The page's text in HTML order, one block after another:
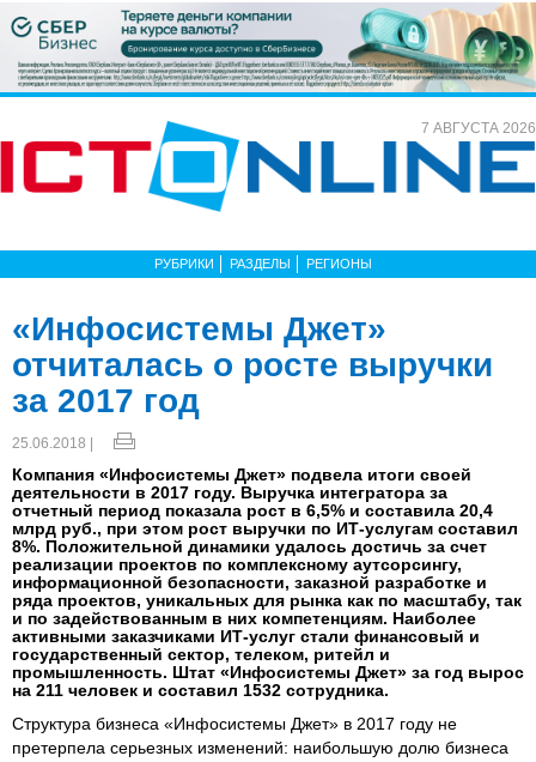
7 АВГУСТА 2026
РУБРИКИ РАЗДЕЛЫ РЕГИОНЫ
«Инфосистемы Джет»
отчиталась о росте выручки
за 2017 год
25.06.2018 |
Компания «Инфосистемы Джет» подвела итоги своей
деятельности в 2017 году. Выручка интегратора за
отчетный период показала рост в 6,5% и составила 20,4
млрд руб., при этом рост выручки по ИТ-услугам составил
8%. Положительной динамики удалось достичь за счет
реализации проектов по комплексному аутсорсингу,
информационной безопасности, заказной разработке и
ряда проектов, уникальных для рынка как по масштабу, так
и по задействованным в них компетенциям. Наиболее
активными заказчиками ИТ-услуг стали финансовый и
государственный сектор, телеком, ритейл и
промышленность. Штат «Инфосистемы Джет» за год вырос
на 211 человек и составил 1532 сотрудника.
Структура бизнеса «Инфосистемы Джет» в 2017 году не
претерпела серьезных изменений: наибольшую долю бизнеса